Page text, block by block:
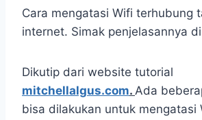
Cara mengatasi Wifi terhubung
internet. Simak penjelasannya
Dikutip dari website tutorial
mitchellalgus.com. Ada
bisa dilakukan untuk mengatasi